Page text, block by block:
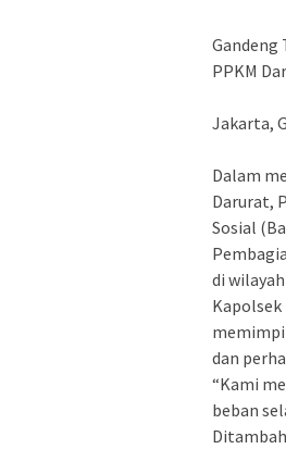
Gandeng
PPKM
Jakarta,
Dalam
Darurat,
Sosial
di
Kapolsek
dan
“Kami
beban